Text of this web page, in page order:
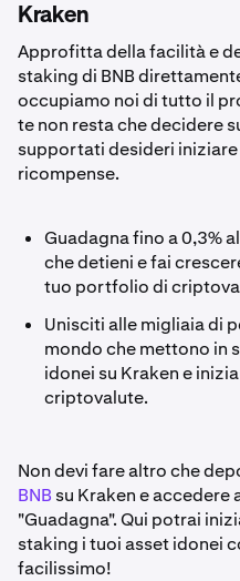
Kraken
Approfitta della facilità e
staking di BNB
occupiamo noi di tutto il
te non resta che decidere
supportati desideri
ricompense.
Guadagna fino a 0,3%
che detieni e fai
tuo portfolio di
Unisciti alle migliaia di
mondo che mettono in
idonei su Kraken e
criptovalute.
Non devi fare altro che
BNB su Kraken e accedere
"Guadagna". Qui potrai
staking i tuoi asset idonei
facilissimo!